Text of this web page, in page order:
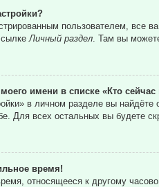
пользователем, все
Личный раздел. Там вы
имени в списке «Кто
в личном разделе вы найдёте
Для всех остальных вы будете
время!
относящееся к другому